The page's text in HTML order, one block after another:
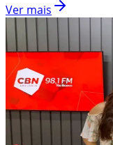
Ver mais